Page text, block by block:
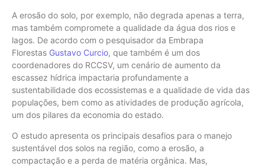
A erosão do solo, por exemplo, não degrada apenas a terra,
mas também compromete a qualidade da água dos rios e
lagos. De acordo com o pesquisador da Embrapa
Florestas Gustavo Curcio, que também é um dos
coordenadores do RCCSV, um cenário de aumento da
escassez hídrica impactaria profundamente a
sustentabilidade dos ecossistemas e a qualidade de vida das
populações, bem como as atividades de produção agrícola,
um dos pilares da economia do estado.
O estudo apresenta os principais desafios para o manejo
sustentável dos solos na região, como a erosão, a
compactação e a perda de matéria orgânica. Mas,